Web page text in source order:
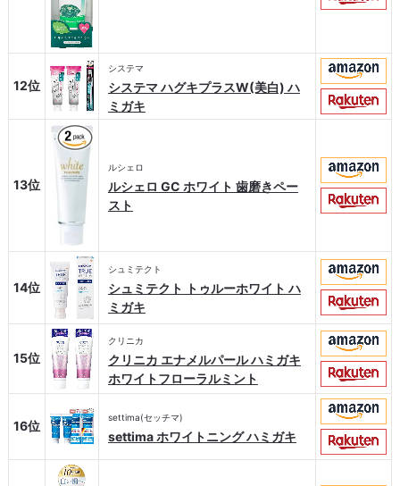
12位
システマ
システマ ハグキプラスW(美白) ハ
ミガキ
13位
ルシェロ
ルシェロ GC ホワイト 歯磨きペー
スト
14位
シュミテクト
シュミテクト トゥルーホワイト ハ
ミガキ
15位
クリニカ
クリニカ エナメルパール ハミガキ
ホワイトフローラルミント
16位
settima(セッチマ)
settima ホワイトニング ハミガキ